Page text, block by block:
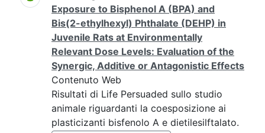
Exposure to Bisphenol A (BPA) and
Bis(2-ethylhexyl) Phthalate (DEHP) in
Juvenile Rats at Environmentally
Relevant Dose Levels: Evaluation of the
Synergic, Additive or Antagonistic Effects
Contenuto Web
Risultati di Life Persuaded sullo studio
animale riguardanti la coesposizione ai
plasticizanti bisfenolo A e dietilesilftalato.